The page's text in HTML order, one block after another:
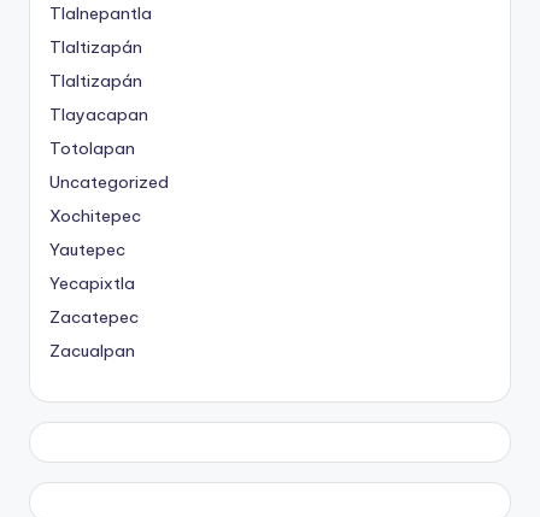
Tlalnepantla
Tlaltizapán
Tlaltizapán
Tlayacapan
Totolapan
Uncategorized
Xochitepec
Yautepec
Yecapixtla
Zacatepec
Zacualpan